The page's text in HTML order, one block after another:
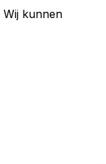
Wij kunnen